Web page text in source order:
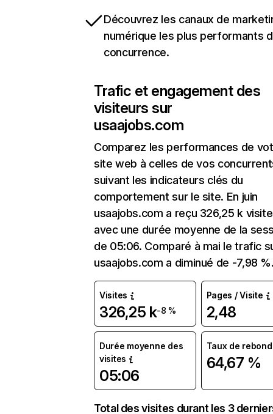
Découvrez les canaux de
numérique les plus performants
concurrence.
Trafic et engagement des
visiteurs sur
usaajobs.com
Comparez les performances de
site web à celles de vos
suivant les indicateurs clés du
comportement sur le site. En juin
usaajobs.com a reçu 326,25 k
avec une durée moyenne de la
de 05:06. Comparé à mai le trafic
usaajobs.com a diminué de -7,98
Visites
326,25 k-8 %
Pages / Visite
2,48
Durée moyenne des
visites
05:06
Taux de rebond
64,67 %
Total des visites durant les 3